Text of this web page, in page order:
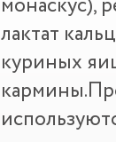
лактат
куриных